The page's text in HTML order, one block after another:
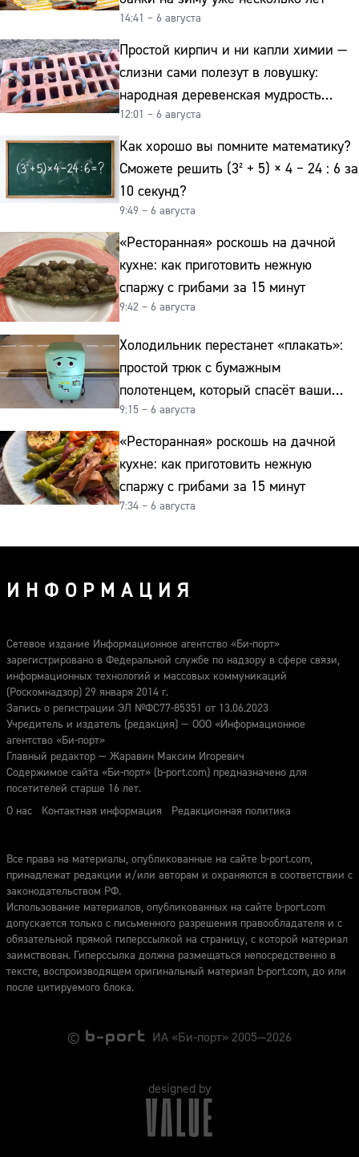
14:41 – 6 августа
Простой кирпич и ни капли химии —
слизни сами полезут в ловушку:
народная деревенская мудрость
реально работает
12:01 – 6 августа
Как хорошо вы помните математику?
Сможете решить (3² + 5) × 4 − 24 : 6 за
10 секунд?
9:49 – 6 августа
«Ресторанная» роскошь на дачной
кухне: как приготовить нежную
спаржу с грибами за 15 минут
9:42 – 6 августа
Холодильник перестанет «плакать»:
простой трюк с бумажным
полотенцем, который спасёт ваши
овощи от гнили
9:15 – 6 августа
«Ресторанная» роскошь на дачной
кухне: как приготовить нежную
спаржу с грибами за 15 минут
7:34 – 6 августа
ИНФОРМАЦИЯ
Сетевое издание Информационное агентство «Би-порт»
зарегистрировано в Федеральной службе по надзору в сфере связи,
информационных технологий и массовых коммуникаций
(Роскомнадзор) 29 января 2014 г.
Запись о регистрации ЭЛ №ФС77-85351 от 13.06.2023
Учредитель и издатель (редакция) — ООО «Информационное
агентство «Би-порт»
Главный редактор — Жаравин Максим Игоревич
Содержимое сайта «Би-порт» (b-port.com) предназначено для
посетителей старше 16 лет.
О нас
Контактная информация Редакционная политика
Все права на материалы, опубликованные на сайте b-port.com,
принадлежат редакции и/или авторам и охраняются в соответствии с
законодательством РФ.
Использование материалов, опубликованных на сайте b-port.com
допускается только с письменного разрешения правообладателя и с
обязательной прямой гиперссылкой на страницу, с которой материал
заимствован. Гиперссылка должна размещаться непосредственно в
тексте, воспроизводящем оригинальный материал b-port.com, до или
после цитируемого блока.
© ИА «Би-порт» 2005—2026
designed by